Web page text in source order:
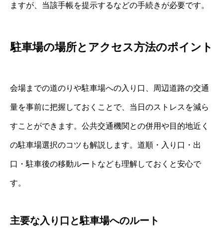
ますが、当該手帳を提示するなどの手続きが必要です。
駐車場の場所とアクセス方法のポイント
会場までの道のりや駐車場への入り口、周辺道路の交通
量を事前に把握しておくことで、当日のストレスを減ら
すことができます。公共交通機関との併用や目的地近く
の駐車場選択のコツも解説します。道順・入り口・出
口・駐車後の移動ルートなども理解しておくと安心で
す。
主要な入り口と駐車場へのルート